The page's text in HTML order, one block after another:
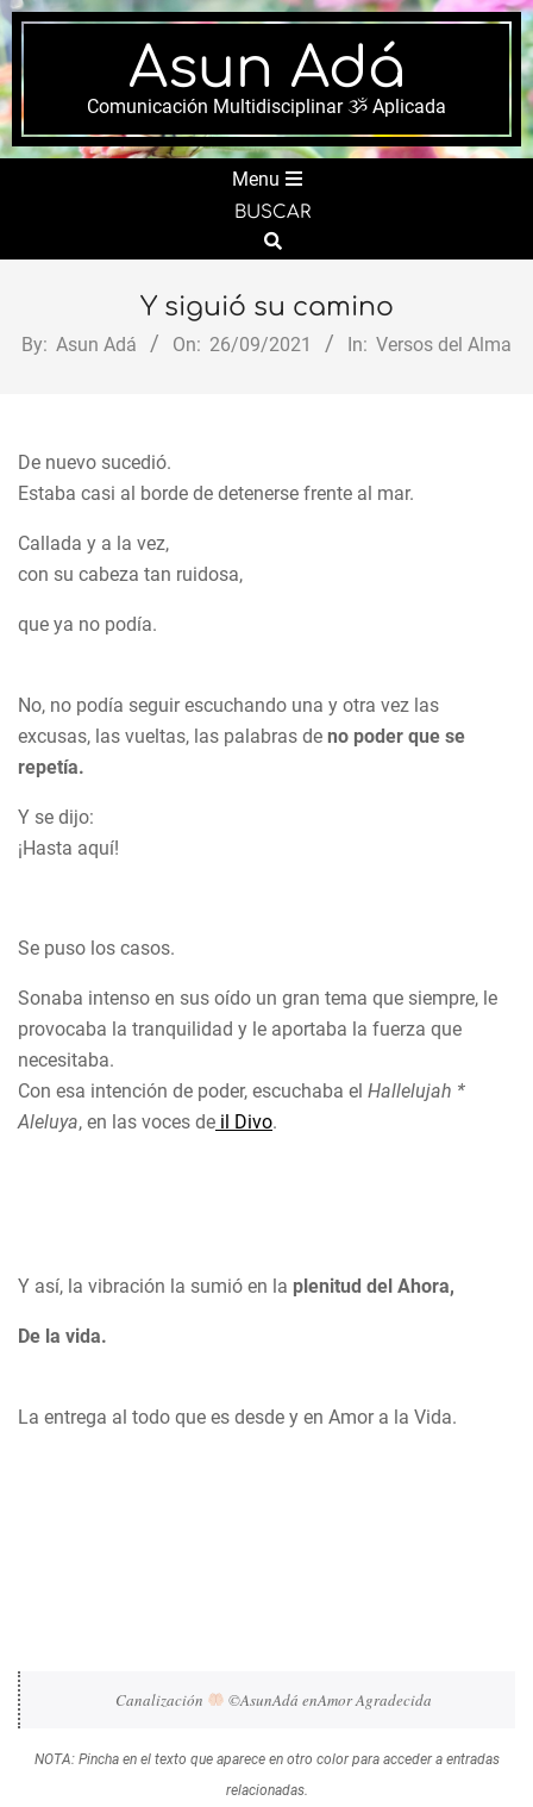
Skip
to
content
Asun Adá
Comunicación Multidisciplinar ૐ Aplicada
Menu
BUSCAR
Search
Y siguió su camino
By: Asun Adá On: 26/09/2021 In: Versos del Alma
De nuevo sucedió.
Estaba casi al borde de detenerse frente al mar.
Callada y a la vez,
con su cabeza tan ruidosa,
que ya no podía.
No, no podía seguir escuchando una y otra vez las
excusas, las vueltas, las palabras de no poder que se
repetía.
Y se dijo:
¡Hasta aquí!
Se puso los casos.
Sonaba intenso en sus oído un gran tema que siempre, le
provocaba la tranquilidad y le aportaba la fuerza que
necesitaba.
Con esa intención de poder, escuchaba el Hallelujah *
Aleluya, en las voces de il Divo.
Y así, la vibración la sumió en la plenitud del Ahora,
De la vida.
La entrega al todo que es desde y en Amor a la Vida.
Canalización ©AsunAdá enAmor Agradecida
NOTA: Pincha en el texto que aparece en otro color para acceder a entradas
relacionadas.